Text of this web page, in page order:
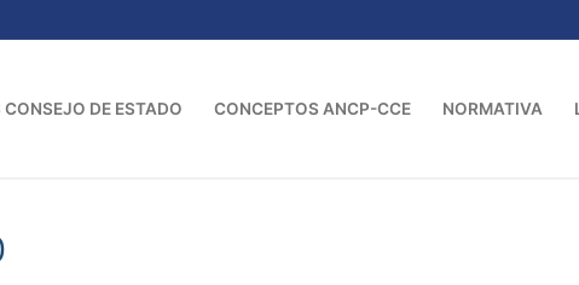
DE ESTADO CONCEPTOS ANCP-CCE NORMATIVA